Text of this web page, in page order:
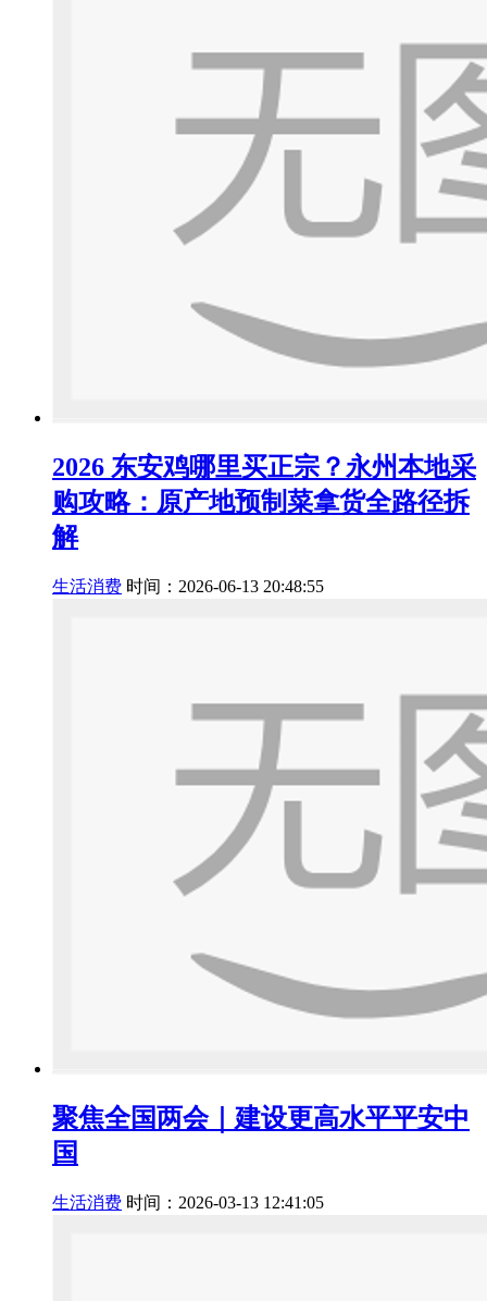
2026 东安鸡哪里买正宗？永州本地采
购攻略：原产地预制菜拿货全路径拆
解
生活消费 时间：2026-06-13 20:48:55
聚焦全国两会｜建设更高水平平安中
国
生活消费 时间：2026-03-13 12:41:05